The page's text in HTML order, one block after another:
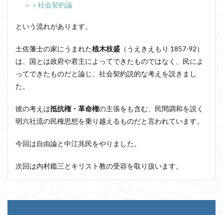
＞＞社会契約論
という流れがあります。
土佐藩士の家にうまれた植木枝盛 （うえきえもり 1857-92）
は、国とは政府や君主によってできたものではなく、民によ
ってできたものだと論じ、社会契約説的な考えを説きまし
た。
彼の考えは抵抗権・革命権の主張をも含む、民間調和を説く
明六社流の民権思想を乗り越えるものだと言われています。
今回は自由論と中江兆民をやりました。
次回は内村鑑三とキリスト教の受容を取り扱います。